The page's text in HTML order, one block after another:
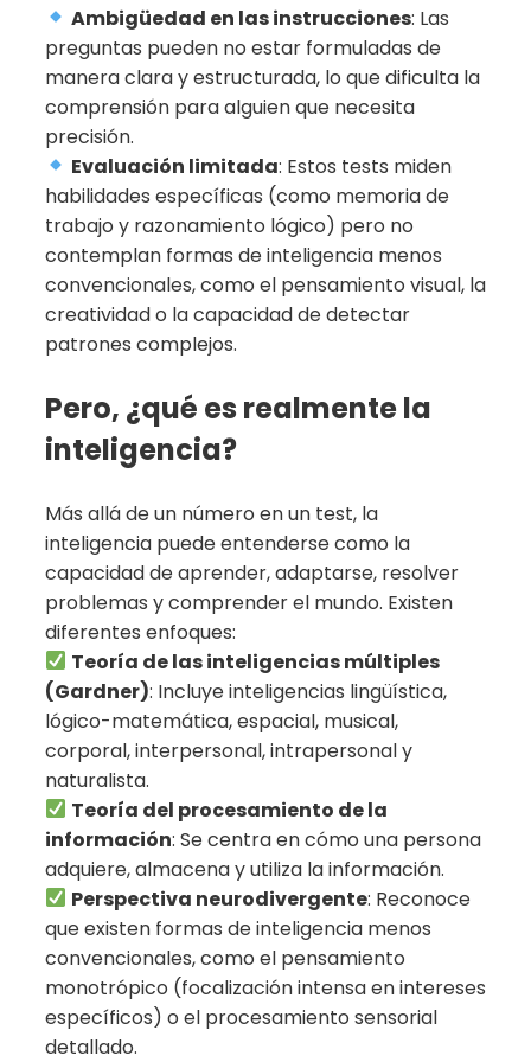
Ambigüedad en las instrucciones: Las
preguntas pueden no estar formuladas de
manera clara y estructurada, lo que dificulta la
comprensión para alguien que necesita
precisión.
Evaluación limitada: Estos tests miden
habilidades específicas (como memoria de
trabajo y razonamiento lógico) pero no
contemplan formas de inteligencia menos
convencionales, como el pensamiento visual, la
creatividad o la capacidad de detectar
patrones complejos.
Pero, ¿qué es realmente la
inteligencia?
Más allá de un número en un test, la
inteligencia puede entenderse como la
capacidad de aprender, adaptarse, resolver
problemas y comprender el mundo. Existen
diferentes enfoques:
Teoría de las inteligencias múltiples
(Gardner): Incluye inteligencias lingüística,
lógico-matemática, espacial, musical,
corporal, interpersonal, intrapersonal y
naturalista.
Teoría del procesamiento de la
información: Se centra en cómo una persona
adquiere, almacena y utiliza la información.
Perspectiva neurodivergente: Reconoce
que existen formas de inteligencia menos
convencionales, como el pensamiento
monotrópico (focalización intensa en intereses
específicos) o el procesamiento sensorial
detallado.